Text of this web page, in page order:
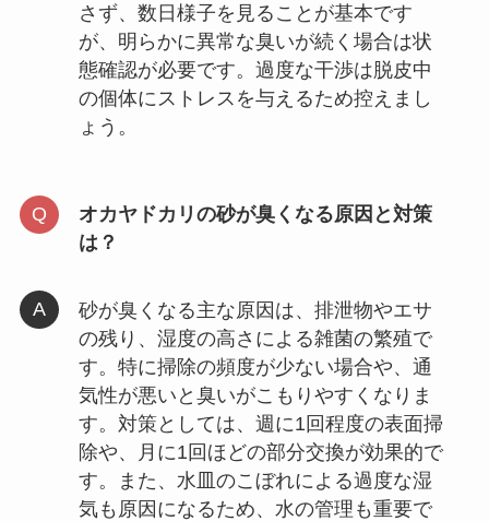
さず、数日様子を見ることが基本です
が、明らかに異常な臭いが続く場合は状
態確認が必要です。過度な干渉は脱皮中
の個体にストレスを与えるため控えまし
ょう。
オカヤドカリの砂が臭くなる原因と対策
は？
砂が臭くなる主な原因は、排泄物やエサ
の残り、湿度の高さによる雑菌の繁殖で
す。特に掃除の頻度が少ない場合や、通
気性が悪いと臭いがこもりやすくなりま
す。対策としては、週に1回程度の表面掃
除や、月に1回ほどの部分交換が効果的で
す。また、水皿のこぼれによる過度な湿
気も原因になるため、水の管理も重要で